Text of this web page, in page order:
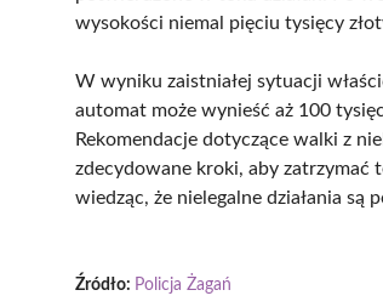
wysokości niemal pięciu tysięcy
W wyniku zaistniałej sytuacji
automat może wynieść aż 100
Rekomendacje dotyczące walki z
zdecydowane kroki, aby zatrzymać
wiedząc, że nielegalne działania
Źródło: Policja Żagań